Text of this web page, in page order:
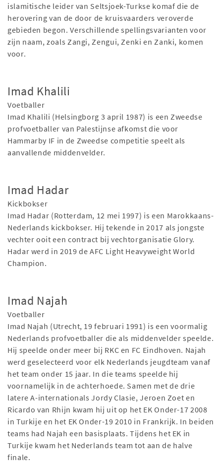
islamitische leider van Seltsjoek-Turkse komaf die de
herovering van de door de kruisvaarders veroverde
gebieden begon. Verschillende spellingsvarianten voor
zijn naam, zoals Zangi, Zengui, Zenki en Zanki, komen
voor.
Imad Khalili
Voetballer
Imad Khalili (Helsingborg 3 april 1987) is een Zweedse
profvoetballer van Palestijnse afkomst die voor
Hammarby IF in de Zweedse competitie speelt als
aanvallende middenvelder.
Imad Hadar
Kickbokser
Imad Hadar (Rotterdam, 12 mei 1997) is een Marokkaans-
Nederlands kickbokser. Hij tekende in 2017 als jongste
vechter ooit een contract bij vechtorganisatie Glory.
Hadar werd in 2019 de AFC Light Heavyweight World
Champion.
Imad Najah
Voetballer
Imad Najah (Utrecht, 19 februari 1991) is een voormalig
Nederlands profvoetballer die als middenvelder speelde.
Hij speelde onder meer bij RKC en FC Eindhoven. Najah
werd geselecteerd voor elk Nederlands jeugdteam vanaf
het team onder 15 jaar. In die teams speelde hij
voornamelijk in de achterhoede. Samen met de drie
latere A-internationals Jordy Clasie, Jeroen Zoet en
Ricardo van Rhijn kwam hij uit op het EK Onder-17 2008
in Turkije en het EK Onder-19 2010 in Frankrijk. In beiden
teams had Najah een basisplaats. Tijdens het EK in
Turkije kwam het Nederlands team tot aan de halve
finale.